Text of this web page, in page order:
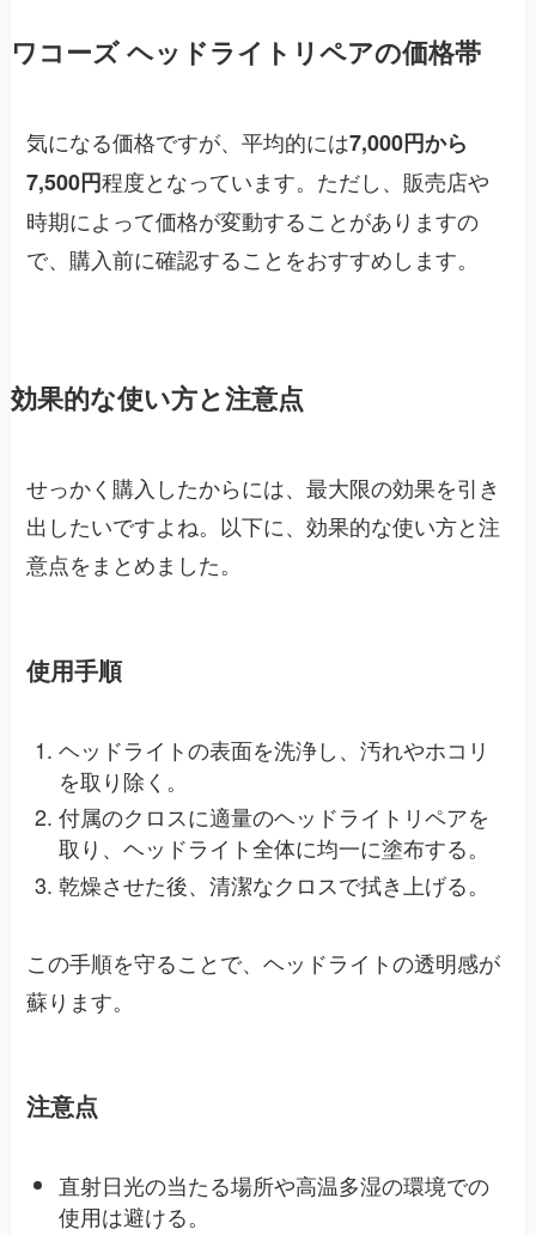
ワコーズ ヘッドライトリペアの価格帯
気になる価格ですが、平均的には7,000円から
7,500円程度となっています。ただし、販売店や
時期によって価格が変動することがありますの
で、購入前に確認することをおすすめします。
効果的な使い方と注意点
せっかく購入したからには、最大限の効果を引き
出したいですよね。以下に、効果的な使い方と注
意点をまとめました。
使用手順
ヘッドライトの表面を洗浄し、汚れやホコリ
を取り除く。
付属のクロスに適量のヘッドライトリペアを
取り、ヘッドライト全体に均一に塗布する。
乾燥させた後、清潔なクロスで拭き上げる。
この手順を守ることで、ヘッドライトの透明感が
蘇ります。
注意点
直射日光の当たる場所や高温多湿の環境での
使用は避ける。